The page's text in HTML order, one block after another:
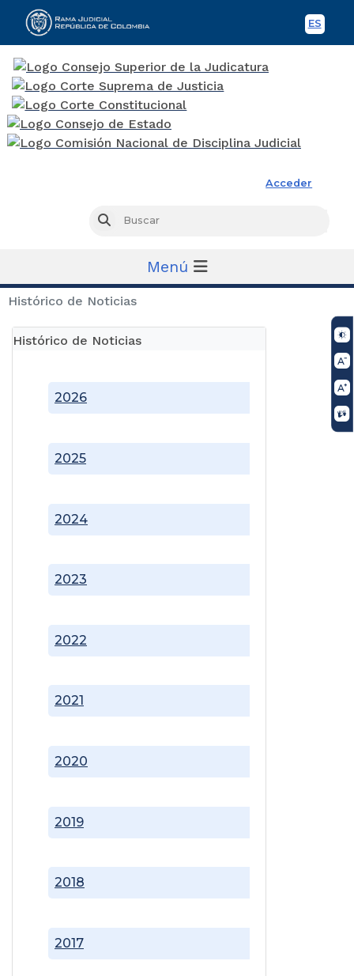
ES
Acceder
Buscar
Menú
Histórico de Noticias
Histórico de Noticias
2017
2018
2019
2020
2021
2022
2023
2024
2025
2026